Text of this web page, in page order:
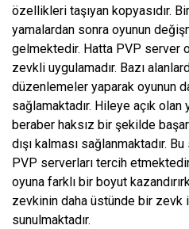
özellikleri taşıyan kopyasıdır.
yamalardan sonra oyunun
gelmektedir. Hatta PVP server
zevkli uygulamadır. Bazı
düzenlemeler yaparak oyunun
sağlamaktadır. Hileye açık
beraber haksız bir şekilde
dışı kalması sağlanmaktadır.
PVP serverları tercih
oyuna farklı bir boyut
zevkinin daha üstünde bir zevk
sunulmaktadır.